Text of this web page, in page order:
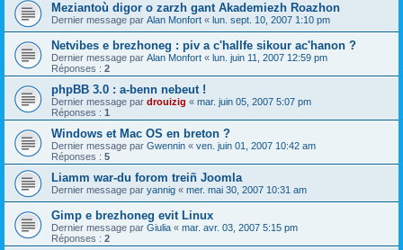
Meziantoù digor o zarzh gant Akademiezh Roazhon
Dernier message par Alan Monfort « lun. sept. 10, 2007 1:10 pm
Netvibes e brezhoneg : piv a c'hallfe sikour ac'hanon ?
Dernier message par Alan Monfort « lun. juin 11, 2007 12:59 pm
Réponses : 2
phpBB 3.0 : a-benn nebeut !
Dernier message par drouizig « mar. juin 05, 2007 5:07 pm
Réponses : 1
Windows et Mac OS en breton ?
Dernier message par Gwennin « ven. juin 01, 2007 10:42 am
Réponses : 5
Liamm war-du forom treiñ Joomla
Dernier message par yannig « mer. mai 30, 2007 10:31 am
Gimp e brezhoneg evit Linux
Dernier message par Giulia « mar. avr. 03, 2007 5:15 pm
Réponses : 2